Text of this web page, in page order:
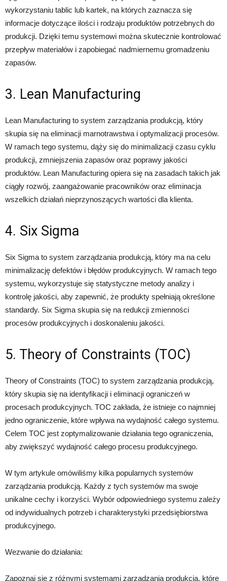
wykorzystaniu tablic lub kartek, na których zaznacza się
informacje dotyczące ilości i rodzaju produktów potrzebnych do
produkcji. Dzięki temu systemowi można skutecznie kontrolować
przepływ materiałów i zapobiegać nadmiernemu gromadzeniu
zapasów.
3. Lean Manufacturing
Lean Manufacturing to system zarządzania produkcją, który
skupia się na eliminacji marnotrawstwa i optymalizacji procesów.
W ramach tego systemu, dąży się do minimalizacji czasu cyklu
produkcji, zmniejszenia zapasów oraz poprawy jakości
produktów. Lean Manufacturing opiera się na zasadach takich jak
ciągły rozwój, zaangażowanie pracowników oraz eliminacja
wszelkich działań nieprzynoszących wartości dla klienta.
4. Six Sigma
Six Sigma to system zarządzania produkcją, który ma na celu
minimalizację defektów i błędów produkcyjnych. W ramach tego
systemu, wykorzystuje się statystyczne metody analizy i
kontrolę jakości, aby zapewnić, że produkty spełniają określone
standardy. Six Sigma skupia się na redukcji zmienności
procesów produkcyjnych i doskonaleniu jakości.
5. Theory of Constraints (TOC)
Theory of Constraints (TOC) to system zarządzania produkcją,
który skupia się na identyfikacji i eliminacji ograniczeń w
procesach produkcyjnych. TOC zakłada, że istnieje co najmniej
jedno ograniczenie, które wpływa na wydajność całego systemu.
Celem TOC jest zoptymalizowanie działania tego ograniczenia,
aby zwiększyć wydajność całego procesu produkcyjnego.
W tym artykule omówiliśmy kilka popularnych systemów
zarządzania produkcją. Każdy z tych systemów ma swoje
unikalne cechy i korzyści. Wybór odpowiedniego systemu zależy
od indywidualnych potrzeb i charakterystyki przedsiębiorstwa
produkcyjnego.
Wezwanie do działania:
Zapoznaj się z różnymi systemami zarządzania produkcją, które